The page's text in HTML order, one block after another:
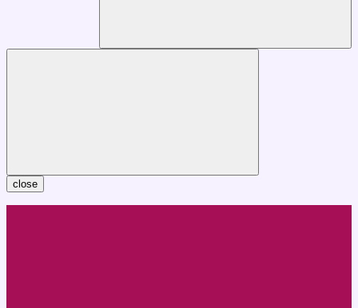
close